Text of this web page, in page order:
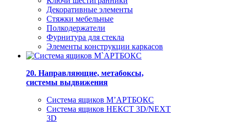
Декоративные элементы
Стяжки мебельные
Полкодержатели
Фурнитура для стекла
Элементы конструкции каркасов
20. Направляющие, метабоксы,
системы выдвижения
Система ящиков М’АРТБОКС
Система ящиков НЕКСТ 3D/NEXT
3D